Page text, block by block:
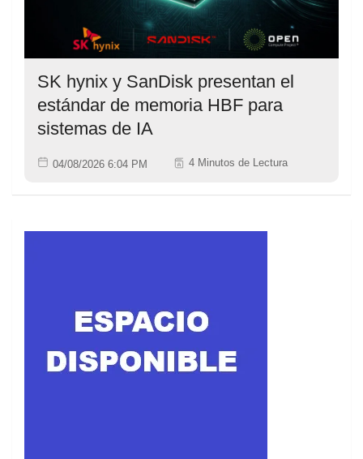
SK hynix y SanDisk presentan el
estándar de memoria HBF para
sistemas de IA
04/08/2026 6:04 PM 4 Minutos de Lectura